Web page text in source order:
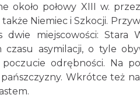
około połowy XIII w.
Niemiec i Szkocji.
dwie miejscowości: Stara
asymilacji, o tyle
odrębności. Na
Wkrótce też